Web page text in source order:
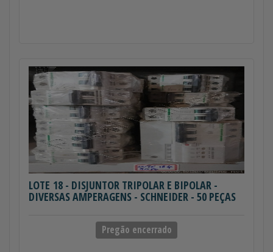
LOTE 18 - DISJUNTOR TRIPOLAR E BIPOLAR -
DIVERSAS AMPERAGENS - SCHNEIDER - 50 PEÇAS
Pregão encerrado